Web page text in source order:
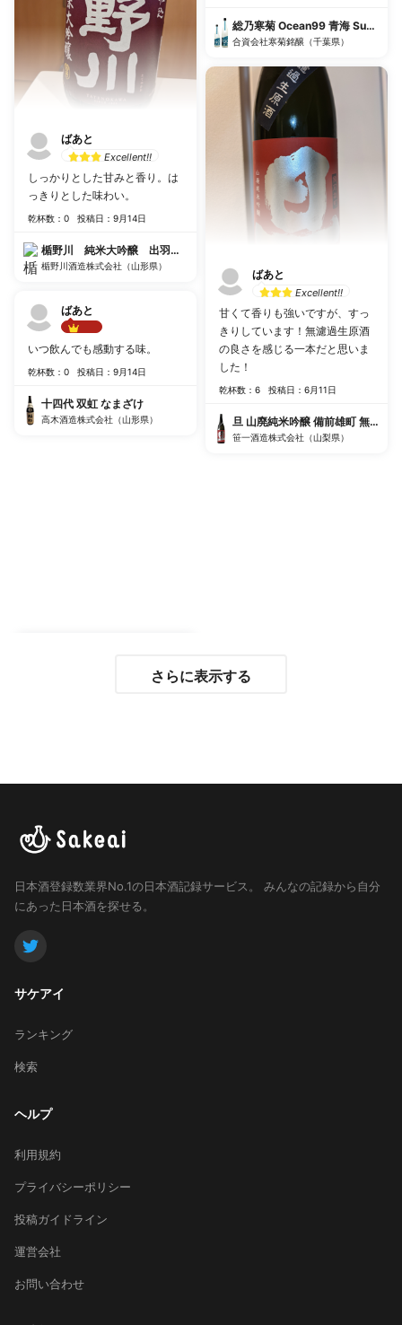
ばあと
Excellent!!
しっかりとした甘みと香り。は
っきりとした味わい。
乾杯数：0 投稿日：9月14日
楯野川 純米大吟醸 出羽燦々 六号酵母仕込み
楯野川酒造株式会社（山形県）
ばあと
いつ飲んでも感動する味。
乾杯数：0 投稿日：9月14日
十四代 双虹 なまざけ
高木酒造株式会社（山形県）
総乃寒菊 Ocean99 青海 Summer
合資会社寒菊銘醸（千葉県）
ばあと
Excellent!!
甘くて香りも強いですが、すっ
きりしています！無濾過生原酒
の良さを感じる一本だと思いま
した！
乾杯数：6 投稿日：6月11日
旦 山廃純米吟醸 備前雄町 無濾過
笹一酒造株式会社（山梨県）
さらに表示する
日本酒登録数業界No.1の日本酒記録サービス。
みんなの記録から自分
にあった日本酒を探せる。
サケアイ
ランキング
検索
ヘルプ
利用規約
プライバシーポリシー
投稿ガイドライン
運営会社
お問い合わせ